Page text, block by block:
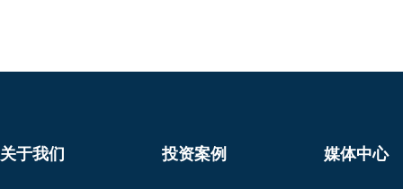
关于我们 投资案例 媒体中心